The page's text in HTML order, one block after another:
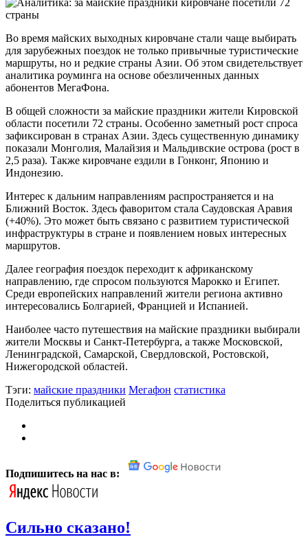
Во время майских выходных кировчане стали чаще выбирать
для зарубежных поездок не только привычные туристические
маршруты, но и редкие страны Азии. Об этом свидетельствует
аналитика роуминга на основе обезличенных данных
абонентов МегаФона.
В общей сложности за майские праздники жители Кировской
области посетили 72 страны. Особенно заметный рост спроса
зафиксирован в странах Азии. Здесь существенную динамику
показали Монголия, Малайзия и Мальдивские острова (рост в
2,5 раза). Также кировчане ездили в Гонконг, Японию и
Индонезию.
Интерес к дальним направлениям распространяется и на
Ближний Восток. Здесь фаворитом стала Саудовская Аравия
(+40%). Это может быть связано с развитием туристической
инфраструктуры в стране и появлением новых интересных
маршрутов.
Далее география поездок переходит к африканскому
направлению, где спросом пользуются Марокко и Египет.
Среди европейских направлений жители региона активно
интересовались Болгарией, Францией и Испанией.
Наиболее часто путешествия на майские праздники выбирали
жители Москвы и Санкт-Петербурга, а также Московской,
Ленинградской, Самарской, Свердловской, Ростовской,
Нижегородской областей.
Тэги: майские праздники Мегафон статистика
Поделиться публикацией
Подпишитесь на нас в:
Сильно сказано!